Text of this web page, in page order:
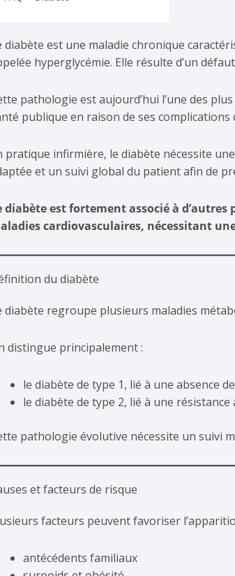
diabète est une maladie chronique
hyperglycémie. Elle résulte d’un
pathologie est aujourd’hui l’une des
publique en raison de ses
pratique infirmière, le diabète nécessite
et un suivi global du patient afin de
diabète est fortement associé à
cardiovasculaires, nécessitant
du diabète
diabète regroupe plusieurs maladies
distingue principalement :
le diabète de type 1, lié à une absence
le diabète de type 2, lié à une
pathologie évolutive nécessite un suivi
et facteurs de risque
facteurs peuvent favoriser
antécédents familiaux